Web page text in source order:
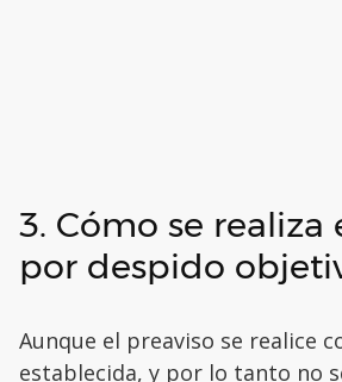
3. Cómo se realiza
por despido
Aunque el preaviso se realice
establecida, y por lo tanto no